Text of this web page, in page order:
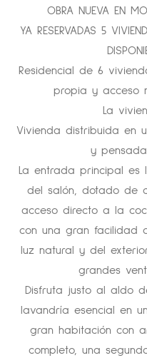
OBRA NUEVA EN
YA RESERVADAS 5
Residencial de 6
propia y acceso
La
Vivienda distribuida en
y
La entrada principal es
del salón, dotado de
acceso directo a la
con una gran facilidad
luz natural y del
grandes
Disfruta justo al aldo
lavandría esencial en
gran habitación con
completo, una